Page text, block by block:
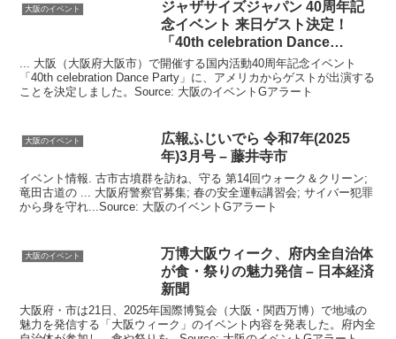
大阪のイベント
ジャザサイズジャパン 40周年記
念イベント 来日ゲスト決定！
「40th celebration Dance
Party」～7 …
... 大阪（大阪府大阪市）で開催する国内活動40周年記念イベント
「40th celebration Dance Party」に、アメリカからゲストが出演する
ことを決定しました。Source: 大阪のイベントGアラート
大阪のイベント
広報ふじいでら 令和7年(2025
年)3月号 – 藤井寺市
イベント情報. 古市古墳群を訪ね、守る 第14回ウォーク＆クリーン;
竜田古道の ... 大阪府警察官募集; 春の安全運転講習会; サイバー犯罪
から身を守れ...Source: 大阪のイベントGアラート
大阪のイベント 万博大阪ウィーク、府内全自治体
が食・祭りの魅力発信 – 日本経済
新聞
大阪府・市は21日、2025年国際博覧会（大阪・関西万博）で地域の
魅力を発信する「大阪ウィーク」のイベント内容を発表した。府内全